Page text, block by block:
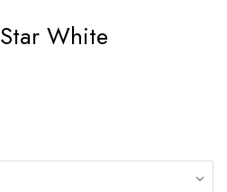
White
kr.